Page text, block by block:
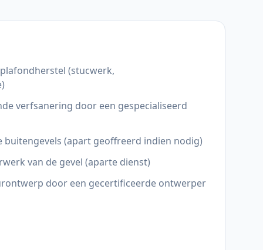
(stucwerk,
verfsanering door een gespecialiseerd
(apart geoffreerd indien nodig)
van de gevel (aparte dienst)
door een gecertificeerde ontwerper